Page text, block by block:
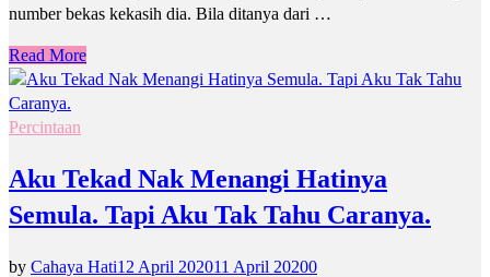
number bekas kekasih dia. Bila ditanya dari …
Read More
Percintaan
Aku Tekad Nak Menangi Hatinya
Semula. Tapi Aku Tak Tahu Caranya.
by Cahaya Hati12 April 202011 April 20200